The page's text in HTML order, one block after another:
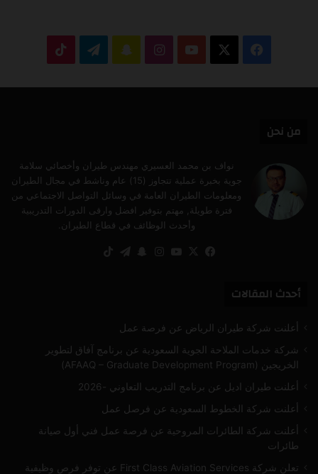
فيسبوك ‫YouTubeانستقرامسناب تيلقرام
من نحن
نواف بن محمد العسيري مهندس طيران وأخصائي سلامة
جوية بخبرة عملية تتجاوز (15) عام وناشط في مجال الطيران
ومعلومات الطيران العامة في وسائل التواصل الاجتماعي من
فترة طويلة, مهتم بتوفير افضل وارقى الدورات التدريبية
وأحدث الوظائف في قطاع الطيران.
فيسبوك
‫X
‫YouTube
انستقرام
سنابتيلقرام
أحدث المقالات
أعلنت شركة طيران الرياض عن فرصة عمل
شركة خدمات الملاحة الجوية السعودية عن برنامج آفاق لتطوير
الخريجين (AFAAQ – Graduate Development Program)
أعلنت طيران اديل عن برنامج التدريب التعاوني -2026
أعلنت شركة الخطوط السعودية عن فرصل عمل
أعلنت شركة الطائرات المروحية عن فرصة عمل فني أول صيانة
طائرات
تعلن شركة First Class Aviation Services عن توفر فرص وظيفية